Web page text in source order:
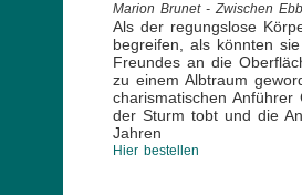
Marion Brunet - Zwischen
Als der regungslose
begreifen, als könnten
Freundes an die
zu einem Albtraum
charismatischen
der Sturm tobt und die
Jahren
Hier bestellen